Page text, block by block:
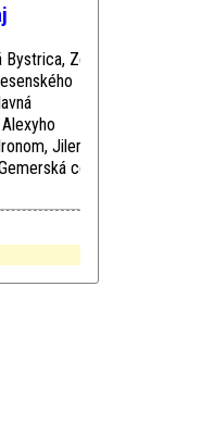
Bystrica, Zelená
Jilemnického
cesta